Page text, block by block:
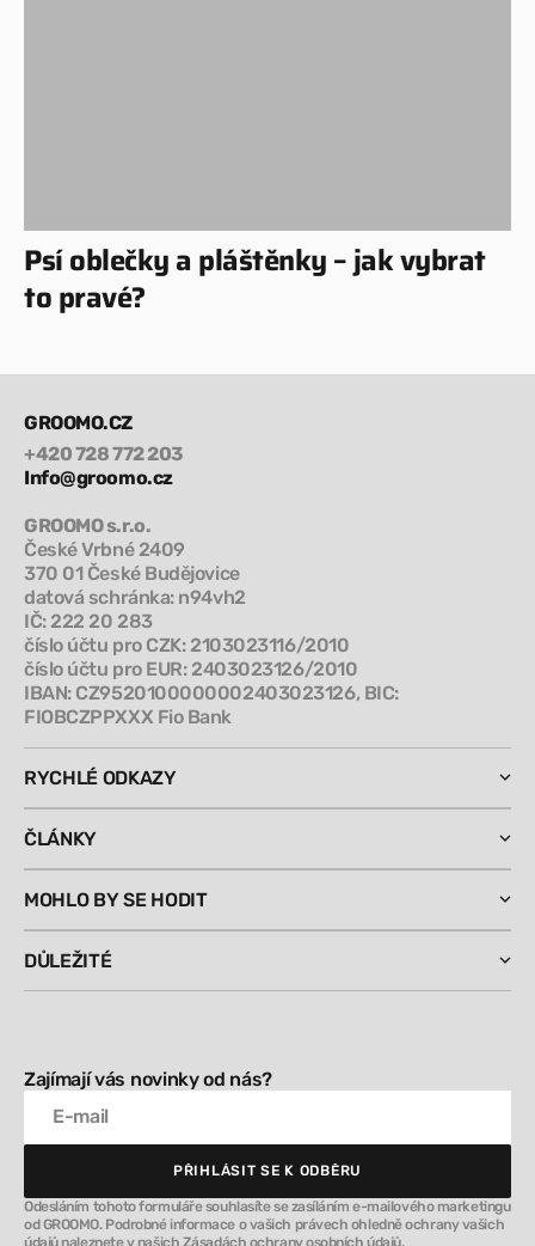
Psí oblečky a pláštěnky – jak vybrat
to pravé?
GROOMO.CZ
+420 728 772 203
Info@groomo.cz
GROOMO s.r.o.
České Vrbné 2409
370 01 České Budějovice
datová schránka: n94vh2
IČ: 222 20 283
číslo účtu pro CZK: 2103023116/2010
číslo účtu pro EUR: 2403023126/2010
IBAN: CZ9520100000002403023126, BIC:
FIOBCZPPXXX Fio Bank
RYCHLÉ ODKAZY
ČLÁNKY
MOHLO BY SE HODIT
DŮLEŽITÉ
Zajímají vás novinky od nás?
E-mail
PŘIHLÁSIT SE K ODBĚRU
PŘIHLÁSIT SE K ODBĚRU
Odesláním tohoto formuláře souhlasíte se zasíláním e-mailového marketingu
od GROOMO. Podrobné informace o vašich právech ohledně ochrany vašich
údajů naleznete v našich Zásadách ochrany osobních údajů.